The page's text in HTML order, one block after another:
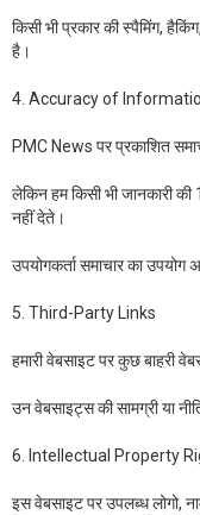
किसी भी प्रकार की स्पैमिंग,
है।
4. Accuracy of
PMC News पर प्रकाशित
लेकिन हम किसी भी जानकारी
नहीं देते।
उपयोगकर्ता समाचार का
5. Third-Party Links
हमारी वेबसाइट पर कुछ बाहरी
उन वेबसाइट्स की सामग्री या
6. Intellectual Property
इस वेबसाइट पर उपलब्ध